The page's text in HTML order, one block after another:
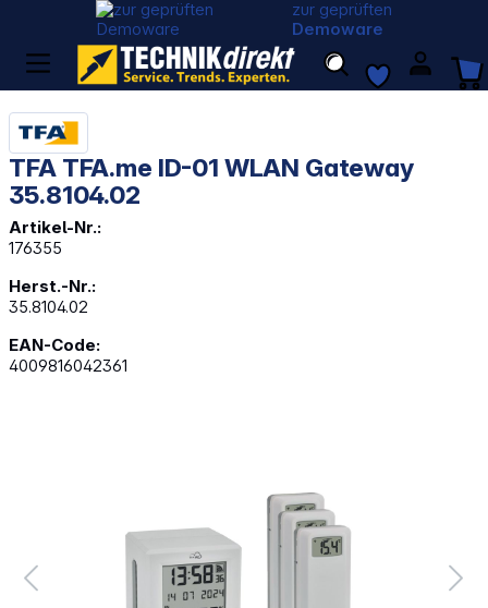
zur geprüften
Demoware
TFA TFA.me ID-01 WLAN Gateway
35.8104.02
Artikel-Nr.:
176355
Herst.-Nr.:
35.8104.02
EAN-Code:
4009816042361